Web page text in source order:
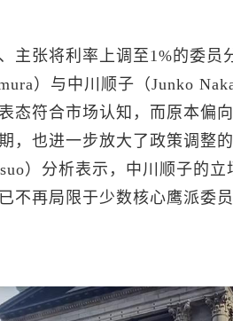
主张将利率上调至1%的委员
）与中川顺子（Junko
态符合市场认知，而原本偏
，也进一步放大了政策调整
）分析表示，中川顺子的
不再局限于少数核心鹰派委